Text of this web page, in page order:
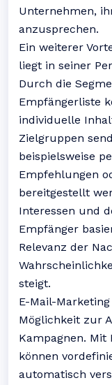
Unternehmen,
anzusprechen.
Ein weiterer
liegt in seiner
Durch die
Empfängerliste
individuelle
Zielgruppen
beispielsweise
Empfehlungen
bereitgestellt
Interessen und
Empfänger
Relevanz der
steigt.
E-Mail-
Möglichkeit zur
Kampagnen. Mit
können
automatisch